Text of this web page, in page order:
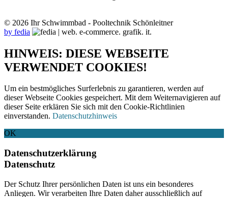
© 2026 Ihr Schwimmbad - Pooltechnik Schönleitner
by fedia
HINWEIS: DIESE WEBSEITE
VERWENDET COOKIES!
Um ein bestmögliches Surferlebnis zu garantieren, werden auf
dieser Webseite Cookies gespeichert. Mit dem Weiternavigieren auf
dieser Seite erklären Sie sich mit den Cookie-Richtlinien
einverstanden. Datenschutzhinweis
OK
Datenschutzerklärung
Datenschutz
Der Schutz Ihrer persönlichen Daten ist uns ein besonderes
Anliegen. Wir verarbeiten Ihre Daten daher ausschließlich auf